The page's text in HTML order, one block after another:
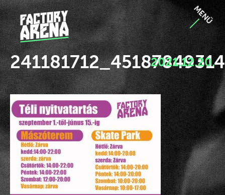
MENÜ
2021.12.20.